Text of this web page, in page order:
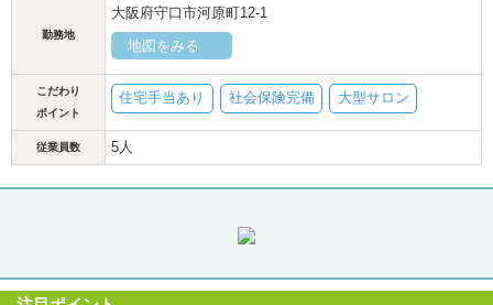
勤務地
大阪府守口市河原町12-1
地図をみる
こだわり
ポイント
住宅手当あり 社会保険完備 大型サロン
従業員数 5人